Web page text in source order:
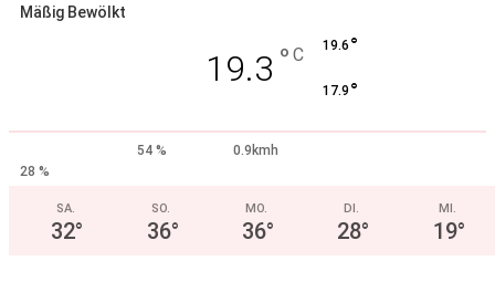
Mäßig Bewölkt
19.3 ° C 19.6 °
17.9 °
54 %
0.9kmh
28 %
SA.
32°
SO.
36°
MO.
36°
DI.
28°
MI.
19°